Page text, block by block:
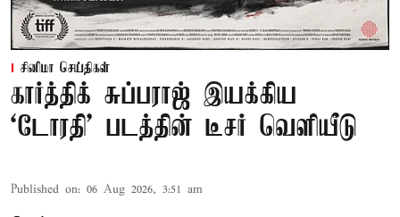
சினிமா செய்திகள்
கார்த்திக் சுப்பராஜ் இயக்கிய
`டோரதி' படத்தின் டீசர் வெளியீடு
Published on: 06 Aug 2026, 3:51 am